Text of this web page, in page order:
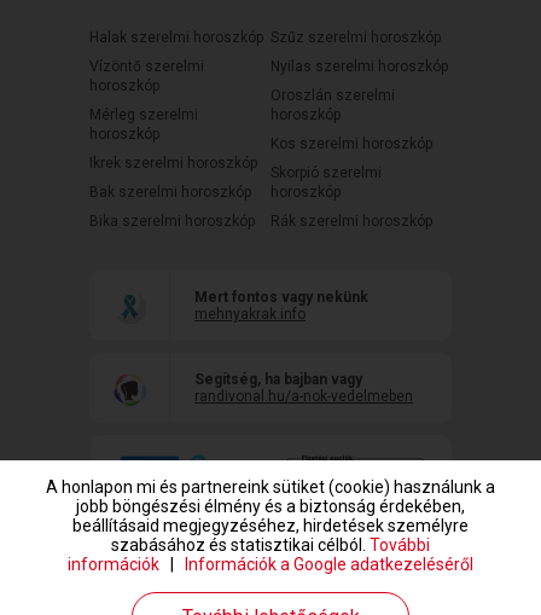
Halak szerelmi horoszkóp
Vízöntő szerelmi
horoszkóp
Mérleg szerelmi
horoszkóp
Ikrek szerelmi horoszkóp
Bak szerelmi horoszkóp
Bika szerelmi horoszkóp
Szűz szerelmi horoszkóp
Nyilas szerelmi horoszkóp
Oroszlán szerelmi
horoszkóp
Kos szerelmi horoszkóp
Skorpió szerelmi
horoszkóp
Rák szerelmi horoszkóp
Mert fontos vagy nekünk
mehnyakrak.info
Segítség, ha bajban vagy
randivonal.hu/a-nok-vedelmeben
www.randivonal.hu © Copyright 1999-2026 Dating Central Europe Zrt.
A honlapon mi és partnereink sütiket (cookie) használunk a
jobb böngészési élmény és a biztonság érdekében,
beállításaid megjegyzéséhez, hirdetések személyre
szabásához és statisztikai célból. További
információk
Információk a Google adatkezeléséről